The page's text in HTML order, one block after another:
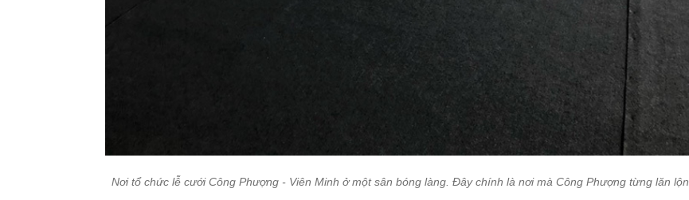
Nơi tổ chức lễ cưới Công Phượng - Viên Minh ở một sân bóng làng. Đây chính là nơi mà Công Phượng từng lăn lộn